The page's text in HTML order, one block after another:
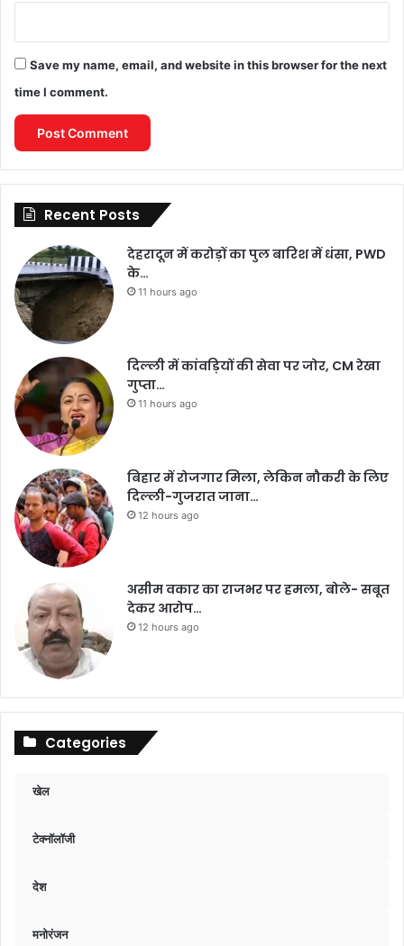
Save my name, email, and website in this browser for the next
time I comment.
Recent Posts
देहरादून में करोड़ों का पुल बारिश में धंसा, PWD
के…
11 hours ago
दिल्ली में कांवड़ियों की सेवा पर जोर, CM रेखा
गुप्ता…
11 hours ago
बिहार में रोजगार मिला, लेकिन नौकरी के लिए
दिल्ली-गुजरात जाना…
12 hours ago
असीम वकार का राजभर पर हमला, बोले- सबूत
देकर आरोप…
12 hours ago
Categories
खेल
टेक्नॉलॉजी
देश
मनोरंजन